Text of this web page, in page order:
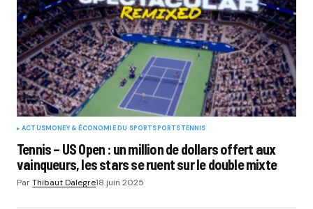
ACTUSMONEY & ÉCONOMIE DU SPORTSPORTSTENNIS
Tennis – US Open : un million de dollars offert aux
vainqueurs, les stars se ruent sur le double mixte
ParThibaut Dalegre18 juin 2025